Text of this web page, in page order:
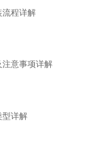
流程详解
意事项详解
型详解